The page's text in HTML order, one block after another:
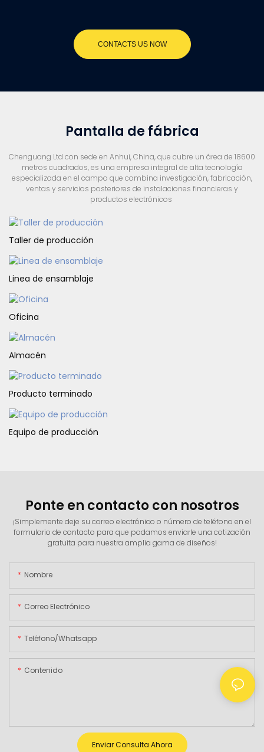
CONTACTS US NOW
Pantalla de fábrica
Chenguang Ltd con sede en Anhui, China, que cubre un área de 18600
metros cuadrados, es una empresa integral de alta tecnología
especializada en el campo que combina investigación, fabricación,
ventas y servicios posteriores de instalaciones financieras y
productos electrónicos
Taller de producción
Linea de ensamblaje
Oficina
Almacén
Producto terminado
Equipo de producción
Ponte en contacto con nosotros
¡Simplemente deje su correo electrónico o número de teléfono en el
formulario de contacto para que podamos enviarle una cotización
gratuita para nuestra amplia gama de diseños!
Nombre
Correo Electrónico
Teléfono/whatsapp
Contenido
Enviar Consulta Ahora